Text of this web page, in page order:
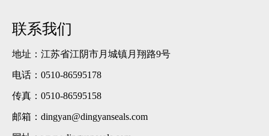
联系我们
地址：江苏省江阴市月城镇月翔路9号
电话：0510-86595178
传真：0510-86595158
邮箱：dingyan@dingyanseals.com